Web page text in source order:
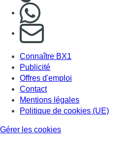
S'abonner à notre newsletter
Connaître BX1
Publicité
Offres d'emploi
Contact
Mentions légales
Politique de cookies (UE)
Gérer les cookies